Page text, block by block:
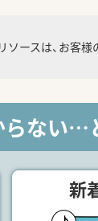
ソースは、お客
らない…
新